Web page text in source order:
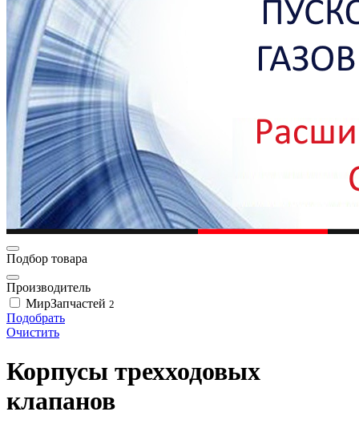
Подбор товара
Производитель
МирЗапчастей 2
Подобрать
Очистить
Корпусы трехходовых
клапанов